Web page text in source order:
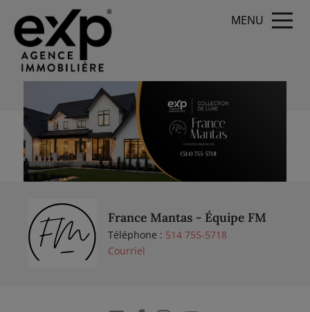
MENU
France Mantas - Équipe FM
Téléphone :